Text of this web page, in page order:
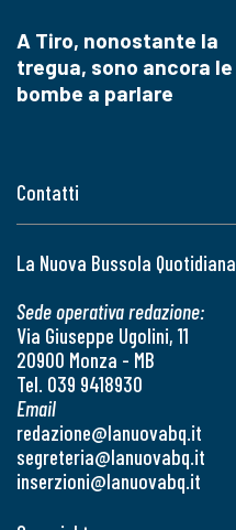
Contatti
La Nuova Bussola Quotidiana
Sede operativa redazione:
Via Giuseppe Ugolini, 11
20900 Monza - MB
Tel. 039 9418930
Email
redazione@lanuovabq.it
segreteria@lanuovabq.it
inserzioni@lanuovabq.it
A Tiro, nonostante la
tregua, sono ancora le
bombe a parlare